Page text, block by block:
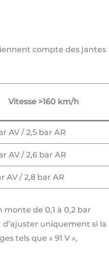
compte des jantes
Vitesse >160 km/h
AV / 2,5 bar AR
AV / 2,6 bar AR
AV / 2,8 bar AR
de 0,1 à 0,2 bar
uniquement si la
tels que « 91 V »,